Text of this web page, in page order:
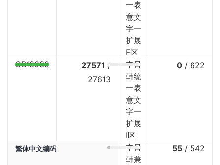
一表
意文
字—
扩展
F区
GB18030 27571 /
27613
中日
韩统
一表
意文
字—
扩展
I区
0 / 622
繁体中文编码
中日
韩兼
55 / 542